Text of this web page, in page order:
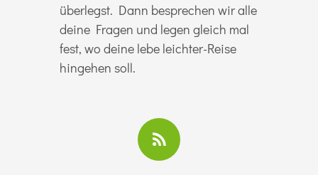
überlegst. Dann besprechen wir alle
deine Fragen und legen gleich mal
fest, wo deine lebe leichter-Reise
hingehen soll.